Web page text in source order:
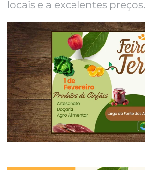
locais e a excelentes preços.